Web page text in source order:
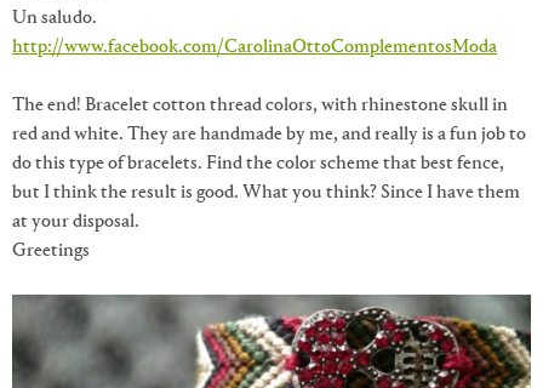
Un saludo.
http://www.facebook.com/CarolinaOttoComplementosModa
The end! Bracelet cotton thread colors, with rhinestone skull in
red and white. They are handmade by me, and really is a fun job to
do this type of bracelets. Find the color scheme that best fence,
but I think the result is good. What you think? Since I have them
at your disposal.
Greetings